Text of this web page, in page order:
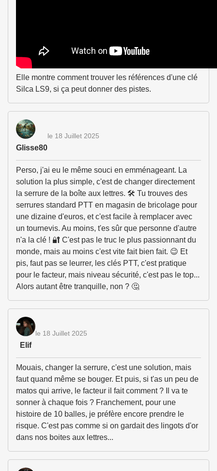
Elle montre comment trouver les références d'une clé
Silca LS9, si ça peut donner des pistes.
Glisse80
le 18 Juillet 2025
Perso, j'ai eu le même souci en emménageant. La
solution la plus simple, c'est de changer directement
la serrure de la boîte aux lettres. 🛠️ Tu trouves des
serrures standard PTT en magasin de bricolage pour
une dizaine d'euros, et c'est facile à remplacer avec
un tournevis. Au moins, t'es sûr que personne d'autre
n'a la clé ! 🔐 C'est pas le truc le plus passionnant du
monde, mais au moins c'est vite fait bien fait. 😉 Et
pis, faut pas se leurrer, les clés PTT, c'est pratique
pour le facteur, mais niveau sécurité, c'est pas le top...
Alors autant être tranquille, non ? 🤔
Elif
le 18 Juillet 2025
Mouais, changer la serrure, c'est une solution, mais
faut quand même se bouger. Et puis, si t'as un peu de
matos qui arrive, le facteur il fait comment ? Il va te
sonner à chaque fois ? Franchement, pour une
histoire de 10 balles, je préfère encore prendre le
risque. C'est pas comme si on gardait des lingots d'or
dans nos boites aux lettres...